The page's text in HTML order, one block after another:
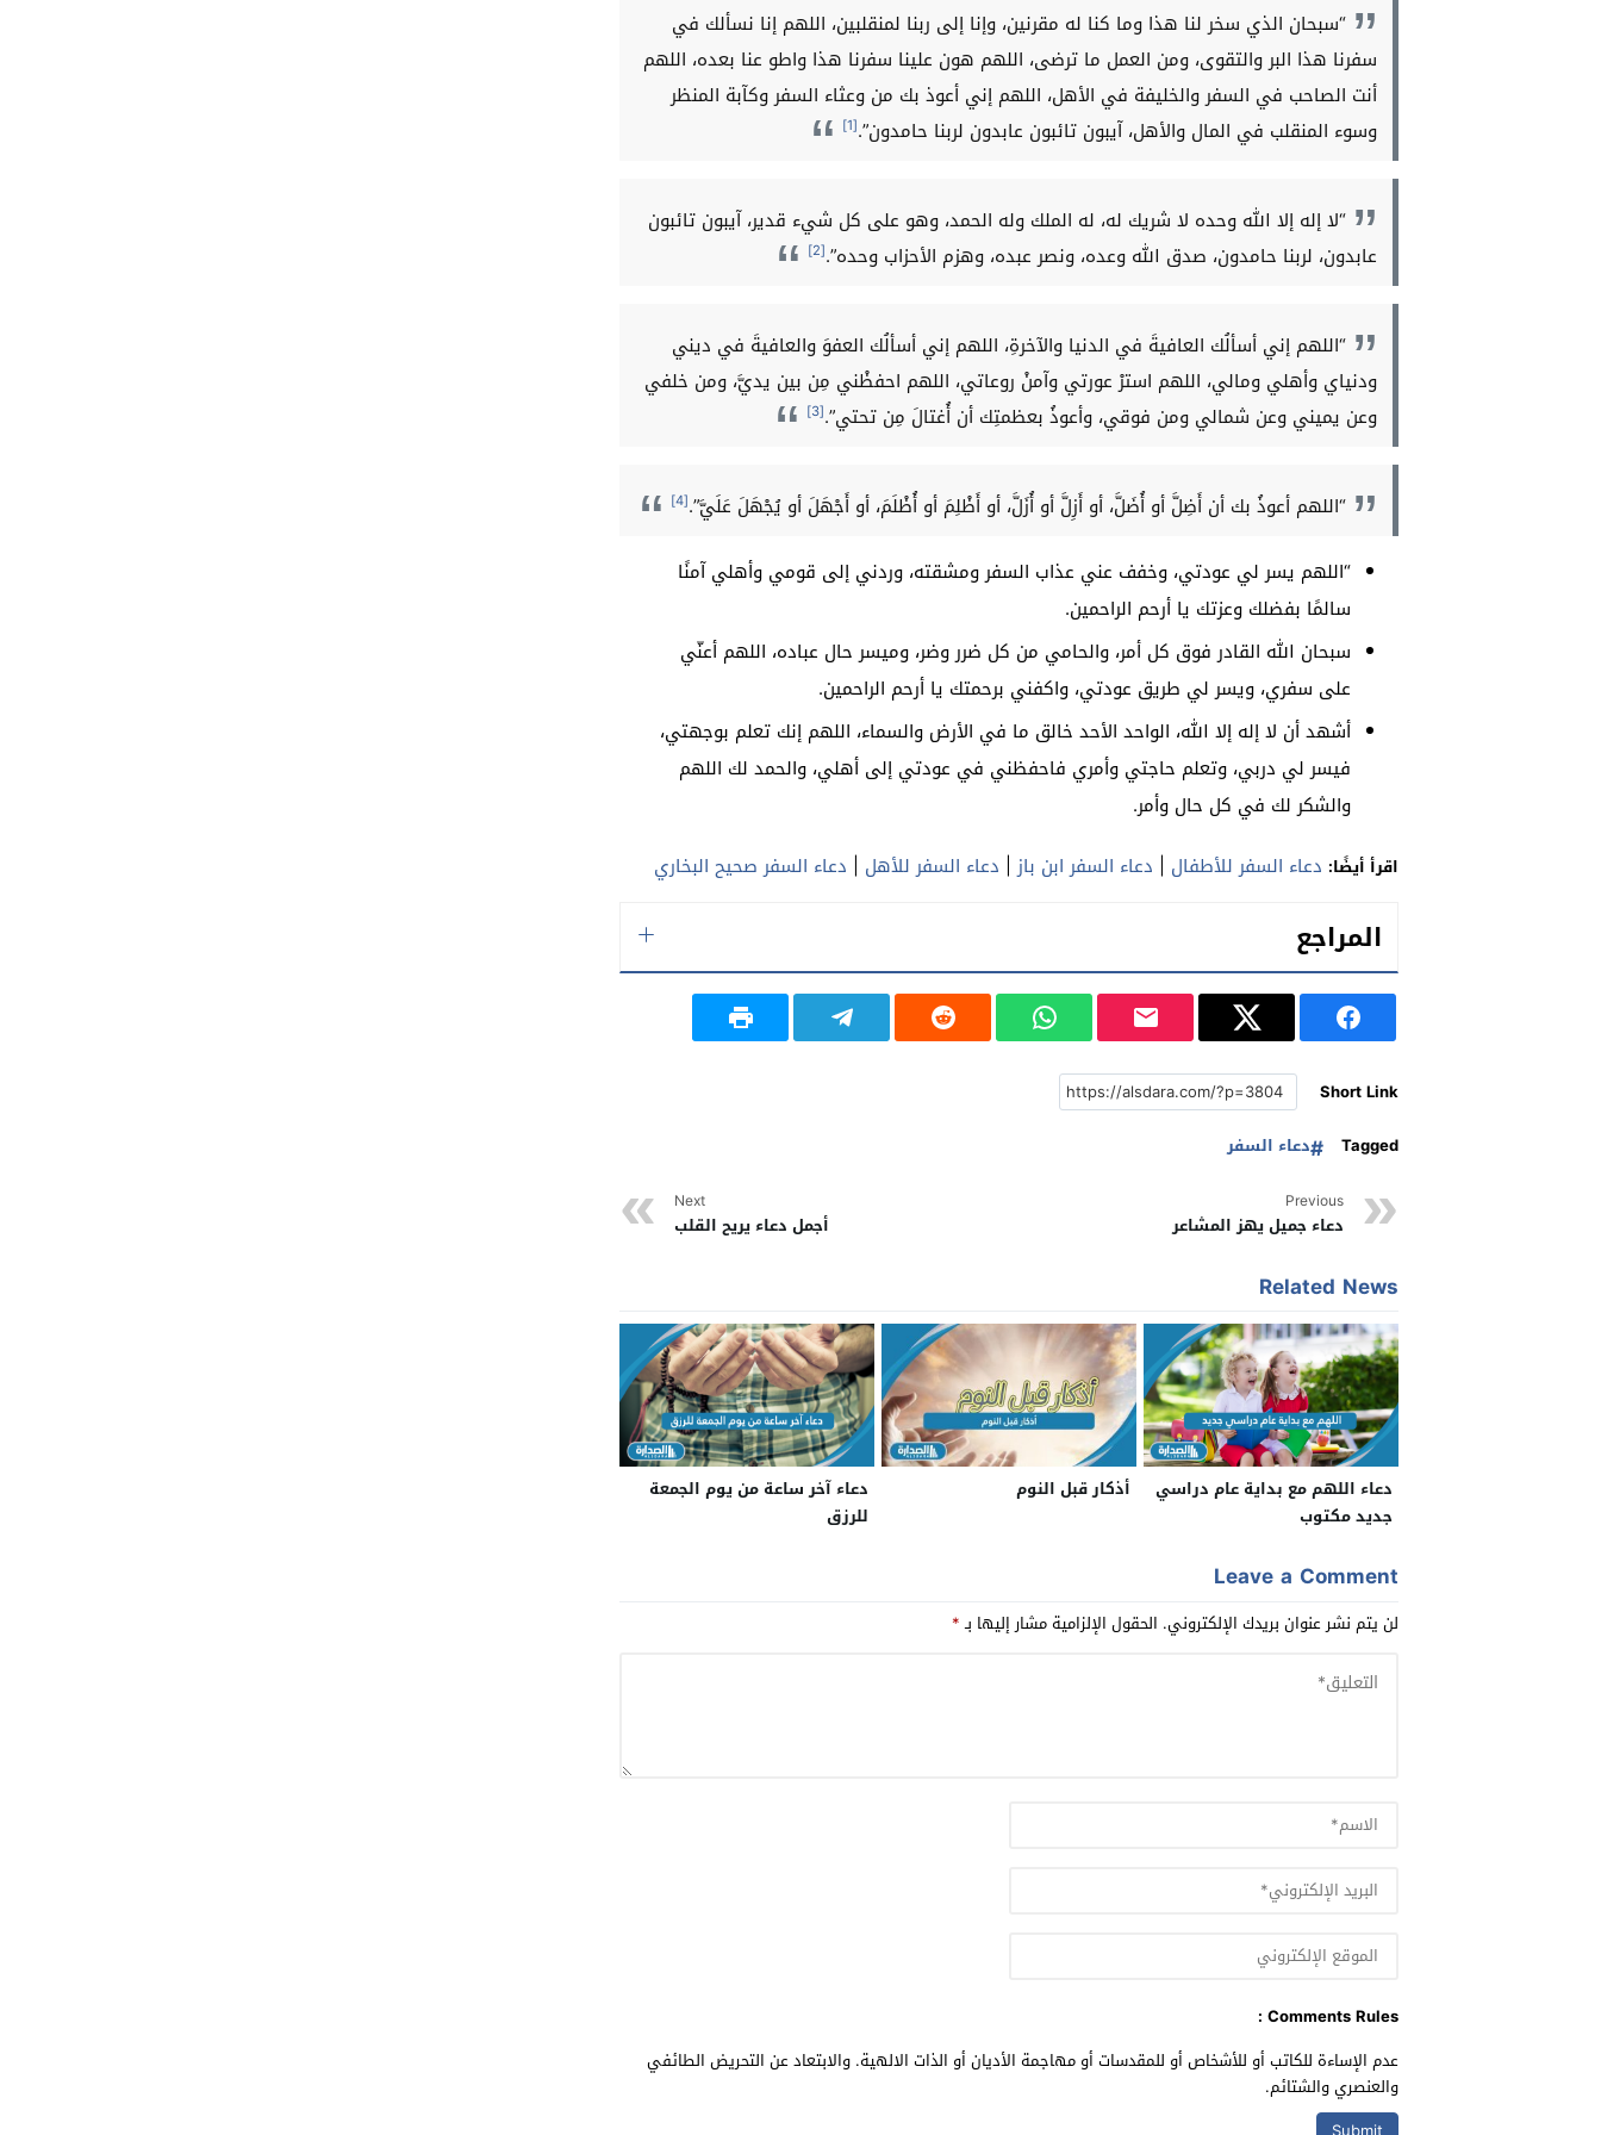
“سبحان الذي سخر لنا هذا وما كنا له مقرنين، وإنا إلى ربنا لمنقلبين، اللهم إنا نسألك في
سفرنا هذا البر والتقوى، ومن العمل ما ترضى، اللهم هون علينا سفرنا هذا واطو عنا بعده، اللهم
أنت الصاحب في السفر والخليفة في الأهل، اللهم إني أعوذ بك من وعثاء السفر وكآبة المنظر
وسوء المنقلب في المال والأهل، آيبون تائبون عابدون لربنا حامدون”.[1]
“لا إله إلا الله وحده لا شريك له، له الملك وله الحمد، وهو على كل شيء قدير، آيبون تائبون
عابدون، لربنا حامدون، صدق الله وعده، ونصر عبده، وهزم الأحزاب وحده”.[2]
“اللهم إني أسألُك العافيةَ في الدنيا والآخرةِ، اللهم إني أسألُك العفوَ والعافيةَ في ديني
ودنياي وأهلي ومالي، اللهم استرْ عورتي وآمنْ روعاتي، اللهم احفظْني مِن بين يديَّ، ومن خلفي
وعن يميني وعن شمالي ومن فوقي، وأعوذُ بعظمتِك أن أُغتالَ مِن تحتي”.[3]
“اللهم أعوذُ بك أن أَضِلَّ أو أُضَلَّ، أو أَزِلَّ أو أُزَلَّ، أو أَظْلِمَ أو أُظْلَمَ، أو أَجْهَلَ أو يُجْهَلَ عَلَيَّ”.[4]
“اللهم يسر لي عودتي، وخفف عني عذاب السفر ومشقته، وردني إلى قومي وأهلي آمنًا
سالمًا بفضلك وعزتك يا أرحم الراحمين.
سبحان الله القادر فوق كل أمر، والحامي من كل ضرر وضر، وميسر حال عباده، اللهم أعنّي
على سفري، ويسر لي طريق عودتي، واكفني برحمتك يا أرحم الراحمين.
أشهد أن لا إله إلا الله، الواحد الأحد خالق ما في الأرض والسماء، اللهم إنك تعلم بوجهتي،
فيسر لي دربي، وتعلم حاجتي وأمري فاحفظني في عودتي إلى أهلي، والحمد لك اللهم
والشكر لك في كل حال وأمر.
اقرأ أيضًا: دعاء السفر للأطفال | دعاء السفر ابن باز| دعاء السفر للأهل | دعاء السفر صحيح البخاري
المراجع
Short Link
Tagged
دعاء السفر
Previous
دعاء جميل يهز المشاعر
Next
أجمل دعاء يريح القلب
Related News
دعاء اللهم مع بداية عام دراسي
جديد مكتوب
أذكار قبل النوم
دعاء آخر ساعة من يوم الجمعة
للرزق
Leave a Comment
لن يتم نشر عنوان بريدك الإلكتروني. الحقول الإلزامية مشار إليها بـ*
Comments Rules :
عدم الإساءة للكاتب أو للأشخاص أو للمقدسات أو مهاجمة الأديان أو الذات الالهية. والابتعاد عن التحريض الطائفي
والعنصري والشتائم.